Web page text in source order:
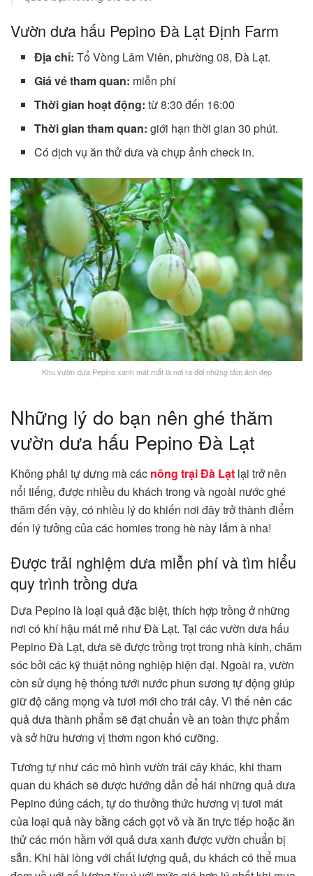
Vườn dưa hấu Pepino Đà Lạt Định Farm
Địa chỉ: Tổ Vòng Lâm Viên, phường 08, Đà Lạt.
Giá vé tham quan: miễn phí
Thời gian hoạt động: từ 8:30 đến 16:00
Thời gian tham quan: giới hạn thời gian 30 phút.
Có dịch vụ ăn thử dưa và chụp ảnh check in.
Khu vườn dưa Pepino xanh mát mắt là nơi ra đời những tấm ảnh đẹp
Những lý do bạn nên ghé thăm
vườn dưa hấu Pepino Đà Lạt
Không phải tự dưng mà các nông trại Đà Lạt lại trở nên
nổi tiếng, được nhiều du khách trong và ngoài nước ghé
thăm đến vậy, có nhiều lý do khiến nơi đây trở thành điểm
đến lý tưởng của các homies trong hè này lắm à nha!
Được trải nghiệm dưa miễn phí và tìm hiểu
quy trình trồng dưa
Dưa Pepino là loại quả đặc biệt, thích hợp trồng ở những
nơi có khí hậu mát mẻ như Đà Lạt. Tại các vườn dưa hấu
Pepino Đà Lạt, dưa sẽ được trồng trọt trong nhà kính, chăm
sóc bởi các kỹ thuật nông nghiệp hiện đại. Ngoài ra, vườn
còn sử dụng hệ thống tưới nước phun sương tự động giúp
giữ độ căng mọng và tươi mới cho trái cây. Vì thế nên các
quả dưa thành phẩm sẽ đạt chuẩn về an toàn thực phẩm
và sở hữu hương vị thơm ngon khó cưỡng.
Tương tự như các mô hình vườn trái cây khác, khi tham
quan du khách sẽ được hướng dẫn để hái những quả dưa
Pepino đúng cách, tự do thưởng thức hương vị tươi mát
của loại quả này bằng cách gọt vỏ và ăn trực tiếp hoặc ăn
thử các món hầm với quả dưa xanh được vườn chuẩn bị
sẵn. Khi hài lòng với chất lượng quả, du khách có thể mua